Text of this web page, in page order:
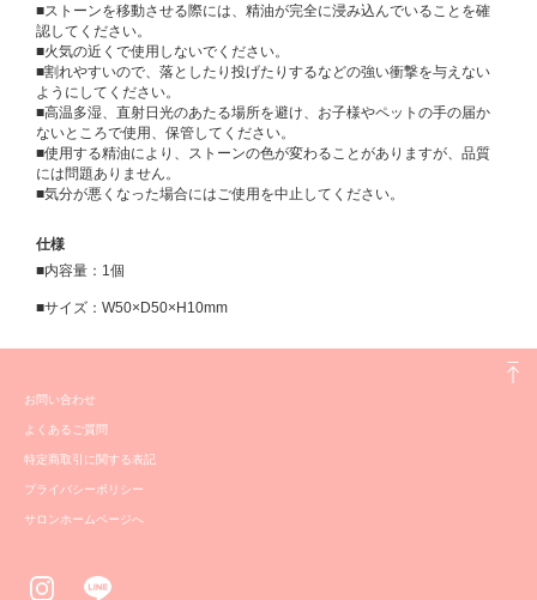
■ストーンを移動させる際には、精油が完全に浸み込んでいることを確
認してください。
■火気の近くで使用しないでください。
■割れやすいので、落としたり投げたりするなどの強い衝撃を与えない
ようにしてください。
■高温多湿、直射日光のあたる場所を避け、お子様やペットの手の届か
ないところで使用、保管してください。
■使用する精油により、ストーンの色が変わることがありますが、品質
には問題ありません。
■気分が悪くなった場合にはご使用を中止してください。
仕様
■内容量：1個
■サイズ：W50×D50×H10mm
お問い合わせ
よくあるご質問
特定商取引に関する表記
プライバシーポリシー
サロンホームページへ